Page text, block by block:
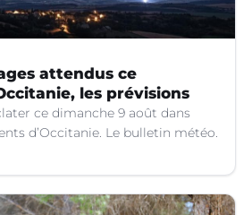
attendus ce
les prévisions
ce dimanche 9 août dans
d’Occitanie. Le bulletin météo.